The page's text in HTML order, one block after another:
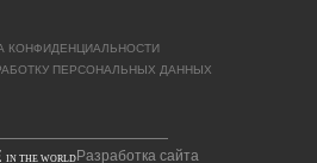
КОНФИДЕНЦИАЛЬНОСТИ
ПЕРСОНАЛЬНЫХ ДАННЫХ
IN THE WORLDРазработка сайта